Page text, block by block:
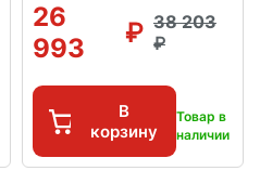
26
993
38 203
В
корзину
Товар в
наличии